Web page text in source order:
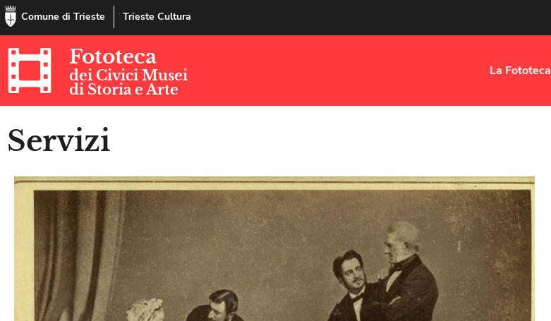
Comune di Trieste Trieste Cultura
Fototeca
dei Civici Musei
di Storia e Arte
La Fototeca
Servizi